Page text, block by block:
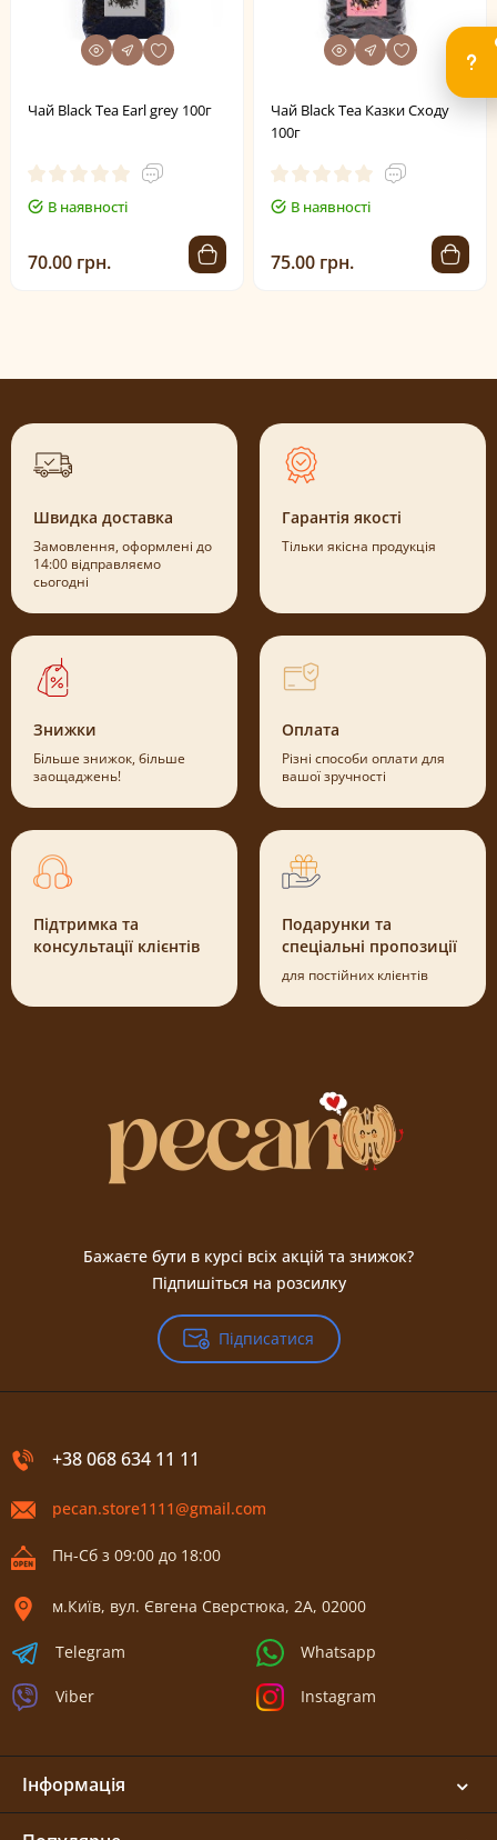
Чай Black Tea Earl grey 100г
В наявності
70.00 грн.
Чай Black Tea Казки Сходу
100г
В наявності
75.00 грн.
Швидка доставка
Замовлення, оформлені до
14:00 відправляємо
сьогодні
Гарантія якості
Тільки якісна продукція
Знижки
Більше знижок, більше
заощаджень!
Оплата
Різні способи оплати для
вашої зручності
Підтримка та
консультації клієнтів
Подарунки та
спеціальні пропозиції
для постійних клієнтів
Бажаєте бути в курсі всіх акцій та знижок?
Підпишіться на розсилку
Підписатися
+38 068 634 11 11
pecan.store1111@gmail.com
Пн-Сб з 09:00 до 18:00
м.Київ, вул. Євгена Сверстюка, 2А, 02000
Telegram
Viber
Whatsapp
Instagram
Інформація